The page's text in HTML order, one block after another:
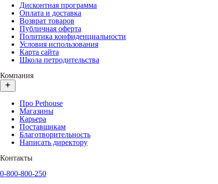
Дисконтная программа
Оплата и доставка
Возврат товаров
Публичная оферта
Политика конфиденциальности
Условия использования
Карта сайта
Школа петродительства
Компания
Про Pethouse
Магазины
Карьера
Поставщикам
Благотворительность
Написать директору
Контакты
0-800-800-250